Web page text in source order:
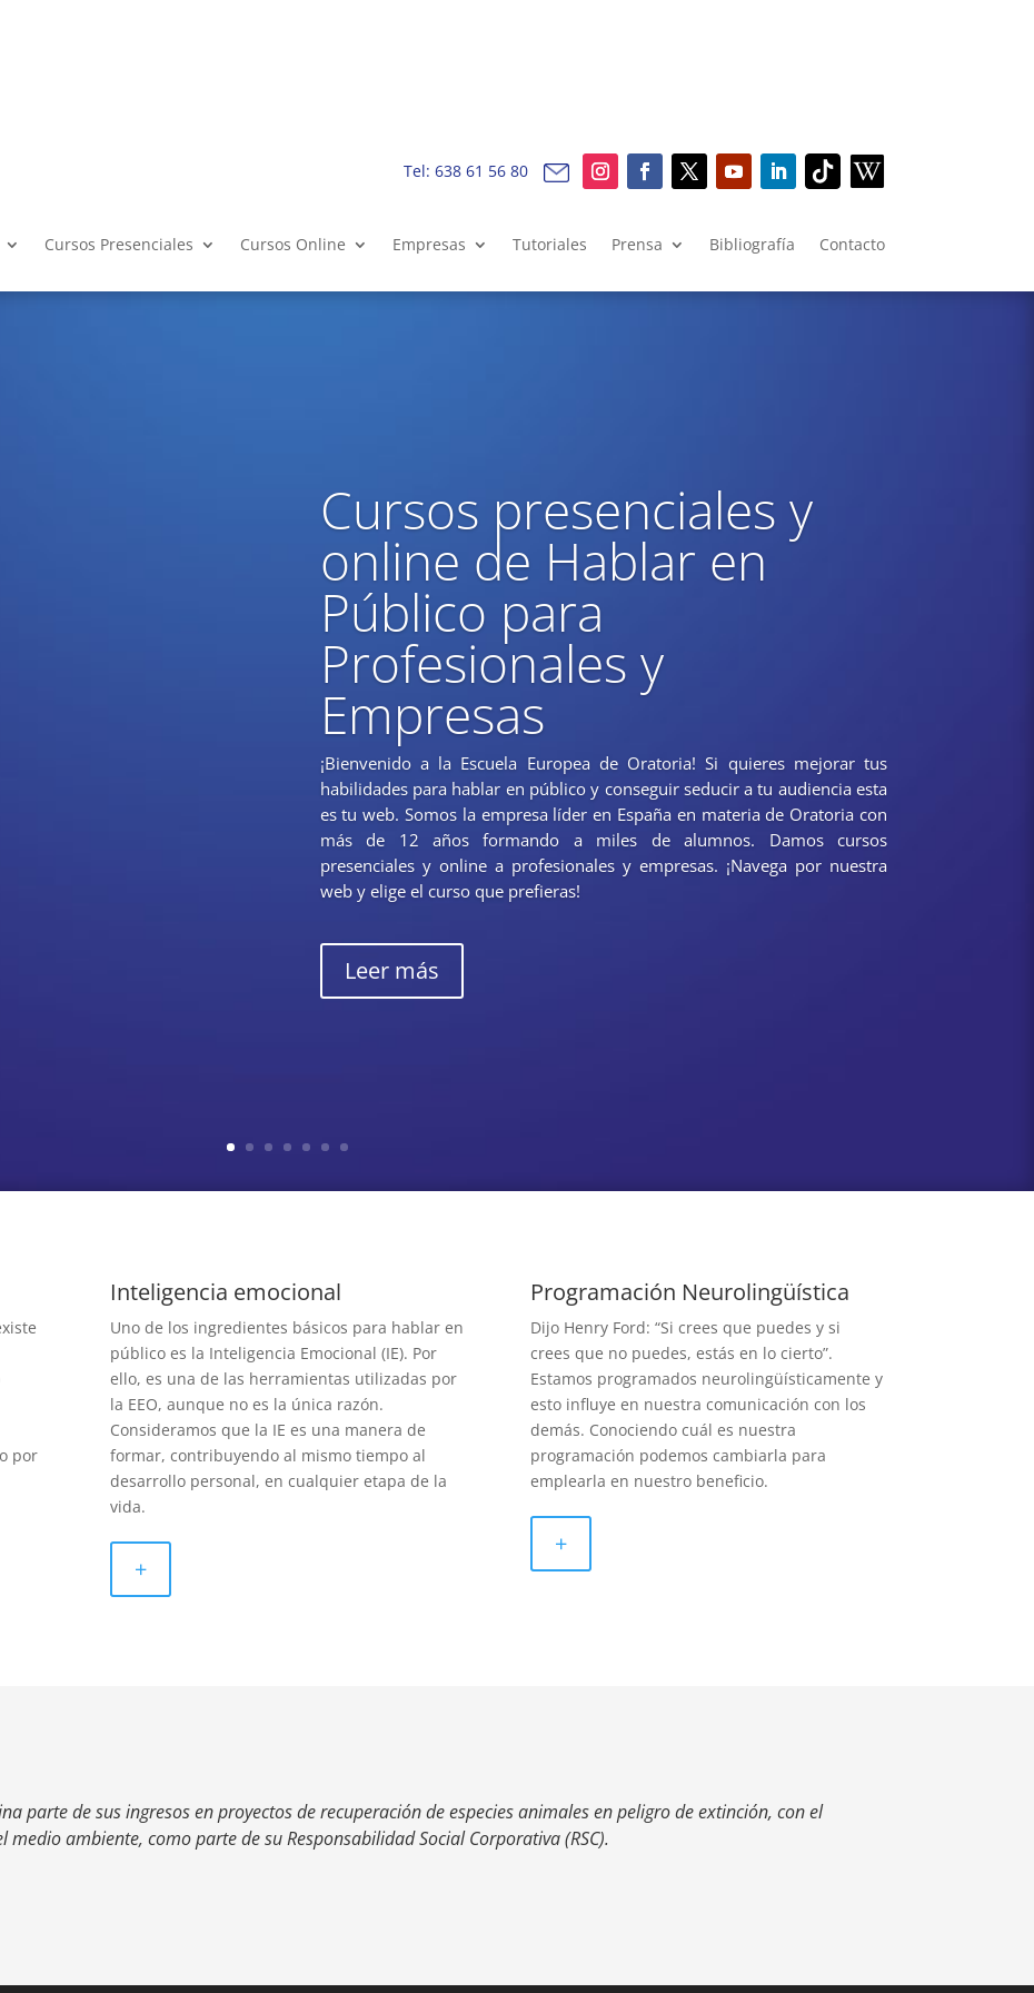
Tel: 638 61 56 80
Cursos Presenciales Cursos Online Empresas Tutoriales Prensa Bibliografía Contacto
Cursos presenciales y
online de Hablar en
Público para
Profesionales y
Empresas
¡Bienvenido a la Escuela Europea de Oratoria! Si quieres mejorar tus
habilidades para hablar en público y conseguir seducir a tu audiencia esta
es tu web. Somos la empresa líder en España en materia de Oratoria con
más de 12 años formando a miles de alumnos. Damos cursos
presenciales y online a profesionales y empresas. ¡Navega por nuestra
web y elige el curso que prefieras!
Leer más
por
Inteligencia emocional
Uno de los ingredientes básicos para hablar en
público es la Inteligencia Emocional (IE). Por
ello, es una de las herramientas utilizadas por
la EEO, aunque no es la única razón.
Consideramos que la IE es una manera de
formar, contribuyendo al mismo tiempo al
desarrollo personal, en cualquier etapa de la
vida.
+
Programación Neurolingüística
Dijo Henry Ford: “Si crees que puedes y si
crees que no puedes, estás en lo cierto”.
Estamos programados neurolingüísticamente y
esto influye en nuestra comunicación con los
demás. Conociendo cuál es nuestra
programación podemos cambiarla para
emplearla en nuestro beneficio.
+
parte de sus ingresos en proyectos de recuperación de especies animales en peligro de extinción, con el
ambiente, como parte de su Responsabilidad Social Corporativa (RSC).